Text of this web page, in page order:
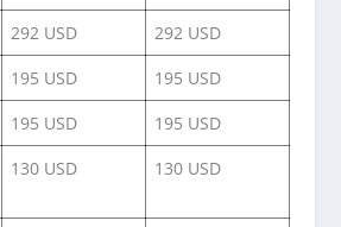
292 USD
292 USD
195 USD
195 USD
195 USD
195 USD
130 USD 130 USD